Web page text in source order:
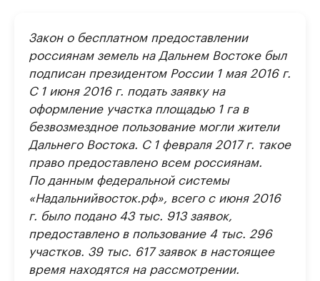
Закон о бесплатном предоставлении
россиянам земель на Дальнем Востоке был
подписан президентом России 1 мая 2016 г.
С 1 июня 2016 г. подать заявку на
оформление участка площадью 1 га в
безвозмездное пользование могли жители
Дальнего Востока. С 1 февраля 2017 г. такое
право предоставлено всем россиянам.
По данным федеральной системы
«Надальнийвосток.рф», всего с июня 2016
г. было подано 43 тыс. 913 заявок,
предоставлено в пользование 4 тыс. 296
участков. 39 тыс. 617 заявок в настоящее
время находятся на рассмотрении.